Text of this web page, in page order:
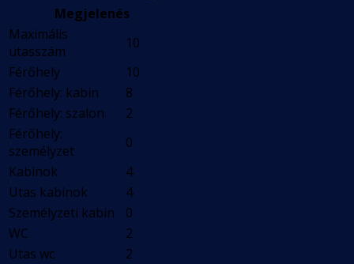
Megjelenés
Maximális
utasszám
10
Férőhely
10
Férőhely: kabin
8
Férőhely: szalon
2
Férőhely:
személyzet
0
Kabinok
4
Utas kabinok
4
Személyzeti kabin
0
WC
2
Utas wc
2